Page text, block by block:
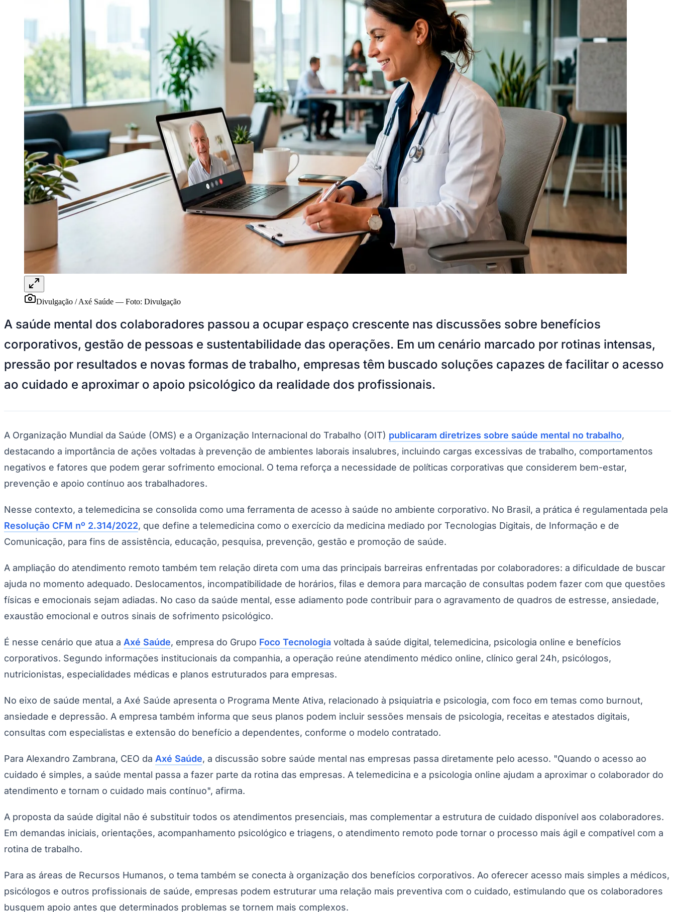
Publicidade Legal
Negócios Regionais
Turismo
Segurança Regional
Hospitais Estaduais
Parques & Represas
Cidades da Região
Santana de Parnaíba Osasco CarapicuíbaJandira ItapeviCotiaPirapora do Bom JesusAraçariguamaCajamarCaieirasFranco da RochaFrancisco MoratoTaboão da SerraEmbu das ArtesSão Roque
Para Sua Empresa
Anuncie Regional
Guia de Empresas
Vagas na RegiãoNovo
Hub de Negócios
Guia Comercial
Selo Verificado
Portal Educacional
Agenda de Vestibulares
Vagas de Emprego
Panorama Econômico
Anuncie no Portal
Verificar Empresa
Anunciar Vagas Novo
Publicidade Legal
NBA
Fórmula 1
UFC
Tênis (ATP)
MLB
NHL
Atletismo
Brasileirão Série A
Brasileirão Série B
Copa do Brasil
Sul-Americana
Premier League
La Liga
Bundesliga
Mundial 2026
Divulgação / Axé Saúde — Foto: Divulgação
A saúde mental dos colaboradores passou a ocupar espaço crescente nas discussões sobre benefícios
corporativos, gestão de pessoas e sustentabilidade das operações. Em um cenário marcado por rotinas intensas,
pressão por resultados e novas formas de trabalho, empresas têm buscado soluções capazes de facilitar o acesso
ao cuidado e aproximar o apoio psicológico da realidade dos profissionais.
A Organização Mundial da Saúde (OMS) e a Organização Internacional do Trabalho (OIT) publicaram diretrizes sobre saúde mental no trabalho,
destacando a importância de ações voltadas à prevenção de ambientes laborais insalubres, incluindo cargas excessivas de trabalho, comportamentos
negativos e fatores que podem gerar sofrimento emocional. O tema reforça a necessidade de políticas corporativas que considerem bem-estar,
prevenção e apoio contínuo aos trabalhadores.
Nesse contexto, a telemedicina se consolida como uma ferramenta de acesso à saúde no ambiente corporativo. No Brasil, a prática é regulamentada pela
Resolução CFM nº 2.314/2022, que define a telemedicina como o exercício da medicina mediado por Tecnologias Digitais, de Informação e de
Comunicação, para fins de assistência, educação, pesquisa, prevenção, gestão e promoção de saúde.
A ampliação do atendimento remoto também tem relação direta com uma das principais barreiras enfrentadas por colaboradores: a dificuldade de buscar
ajuda no momento adequado. Deslocamentos, incompatibilidade de horários, filas e demora para marcação de consultas podem fazer com que questões
físicas e emocionais sejam adiadas. No caso da saúde mental, esse adiamento pode contribuir para o agravamento de quadros de estresse, ansiedade,
exaustão emocional e outros sinais de sofrimento psicológico.
É nesse cenário que atua a Axé Saúde, empresa do Grupo Foco Tecnologia voltada à saúde digital, telemedicina, psicologia online e benefícios
corporativos. Segundo informações institucionais da companhia, a operação reúne atendimento médico online, clínico geral 24h, psicólogos,
nutricionistas, especialidades médicas e planos estruturados para empresas.
No eixo de saúde mental, a Axé Saúde apresenta o Programa Mente Ativa, relacionado à psiquiatria e psicologia, com foco em temas como burnout,
ansiedade e depressão. A empresa também informa que seus planos podem incluir sessões mensais de psicologia, receitas e atestados digitais,
consultas com especialistas e extensão do benefício a dependentes, conforme o modelo contratado.
Para Alexandro Zambrana, CEO da Axé Saúde, a discussão sobre saúde mental nas empresas passa diretamente pelo acesso. "Quando o acesso ao
cuidado é simples, a saúde mental passa a fazer parte da rotina das empresas. A telemedicina e a psicologia online ajudam a aproximar o colaborador do
atendimento e tornam o cuidado mais contínuo", afirma.
A proposta da saúde digital não é substituir todos os atendimentos presenciais, mas complementar a estrutura de cuidado disponível aos colaboradores.
Em demandas iniciais, orientações, acompanhamento psicológico e triagens, o atendimento remoto pode tornar o processo mais ágil e compatível com a
rotina de trabalho.
Para as áreas de Recursos Humanos, o tema também se conecta à organização dos benefícios corporativos. Ao oferecer acesso mais simples a médicos,
psicólogos e outros profissionais de saúde, empresas podem estruturar uma relação mais preventiva com o cuidado, estimulando que os colaboradores
busquem apoio antes que determinados problemas se tornem mais complexos.